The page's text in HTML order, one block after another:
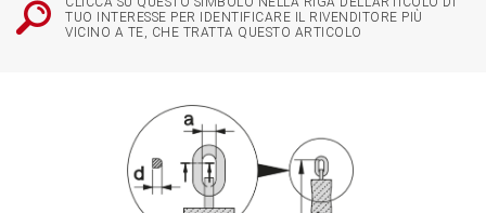
TUO INTERESSE PER IDENTIFICARE IL RIVENDITORE PIÙ
VICINO A TE, CHE TRATTA QUESTO ARTICOLO